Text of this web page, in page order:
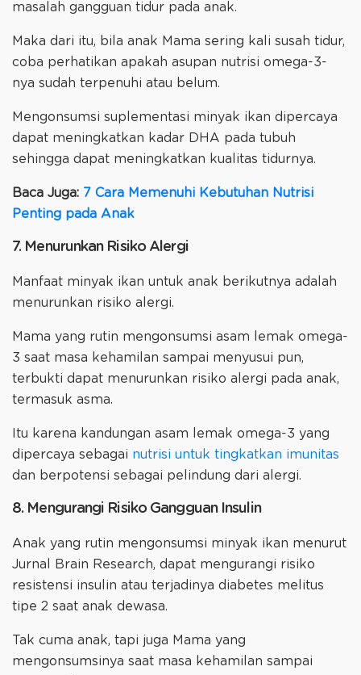
masalah gangguan tidur pada anak.
Maka dari itu, bila anak Mama sering kali susah tidur,
coba perhatikan apakah asupan nutrisi omega-3-
nya sudah terpenuhi atau belum.
Mengonsumsi suplementasi minyak ikan dipercaya
dapat meningkatkan kadar DHA pada tubuh
sehingga dapat meningkatkan kualitas tidurnya.
Baca Juga: 7 Cara Memenuhi Kebutuhan Nutrisi
Penting pada Anak
7. Menurunkan Risiko Alergi
Manfaat minyak ikan untuk anak berikutnya adalah
menurunkan risiko alergi.
Mama yang rutin mengonsumsi asam lemak omega-
3 saat masa kehamilan sampai menyusui pun,
terbukti dapat menurunkan risiko alergi pada anak,
termasuk asma.
Itu karena kandungan asam lemak omega-3 yang
dipercaya sebagai nutrisi untuk tingkatkan imunitas
dan berpotensi sebagai pelindung dari alergi.
8. Mengurangi Risiko Gangguan Insulin
Anak yang rutin mengonsumsi minyak ikan menurut
Jurnal Brain Research, dapat mengurangi risiko
resistensi insulin atau terjadinya diabetes melitus
tipe 2 saat anak dewasa.
Tak cuma anak, tapi juga Mama yang
mengonsumsinya saat masa kehamilan sampai